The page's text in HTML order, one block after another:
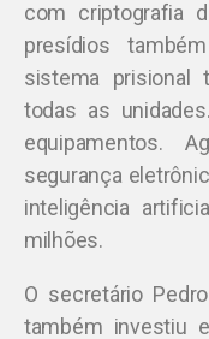
com criptografia
presídios
sistema prisional
todas as
equipamentos.
segurança
inteligência
milhões.
O secretário
também investiu